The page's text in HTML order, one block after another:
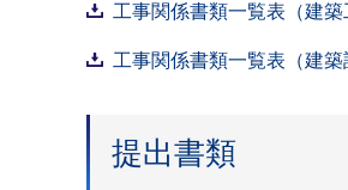
工事関係書類一覧表（建
工事関係書類一覧表（建
提出書類